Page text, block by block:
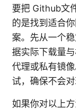
要把 Github文
的是找到适合
案。先从一个
据实际下载量
代理或私有镜
试，确保不会对
如果你对以上